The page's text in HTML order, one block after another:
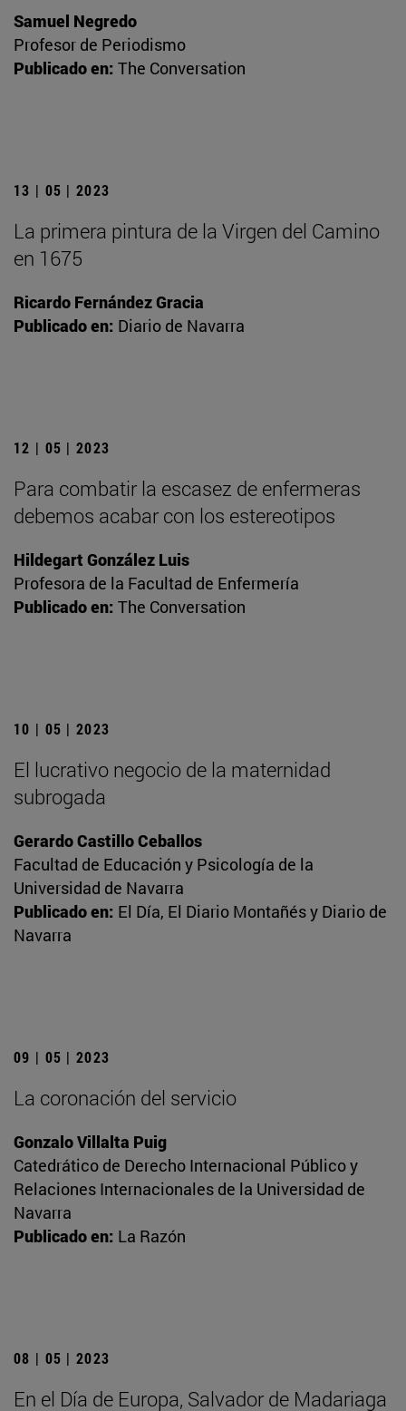
Samuel Negredo
Profesor de Periodismo
Publicado en: The Conversation
13 | 05 | 2023
La primera pintura de la Virgen del Camino
en 1675
Ricardo Fernández Gracia
Publicado en: Diario de Navarra
12 | 05 | 2023
Para combatir la escasez de enfermeras
debemos acabar con los estereotipos
Hildegart González Luis
Profesora de la Facultad de Enfermería
Publicado en: The Conversation
10 | 05 | 2023
El lucrativo negocio de la maternidad
subrogada
Gerardo Castillo Ceballos
Facultad de Educación y Psicología de la
Universidad de Navarra
Publicado en: El Día, El Diario Montañés y Diario de
Navarra
09 | 05 | 2023
La coronación del servicio
Gonzalo Villalta Puig
Catedrático de Derecho Internacional Público y
Relaciones Internacionales de la Universidad de
Navarra
Publicado en: La Razón
08 | 05 | 2023
En el Día de Europa, Salvador de Madariaga